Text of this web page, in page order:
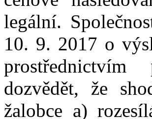
legální.
10. 9. 2017 o
dozvědět, že
žalobce a)